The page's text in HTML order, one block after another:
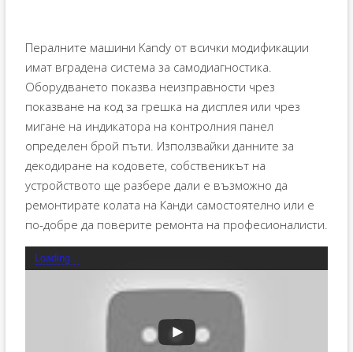
Пералните машини Kandy от всички модификации
имат вградена система за самодиагностика.
Оборудването показва неизправности чрез
показване на код за грешка на дисплея или чрез
мигане на индикатора на контролния панел
определен брой пъти. Използвайки данните за
декодиране на кодовете, собственикът на
устройството ще разбере дали е възможно да
ремонтирате колата на Канди самостоятелно или е
по-добре да поверите ремонта на професионалисти.
Loading...